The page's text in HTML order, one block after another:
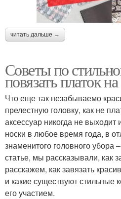
читать дальше →
Советы по
повязать платок
Что еще так незабываемо
прелестную головку, как не
аксессуар никогда не
носки в любое время года, в
знаменитого головного
статье, мы рассказывали, как
расскажем, как завязать
и какие существуют стильные
его участием.